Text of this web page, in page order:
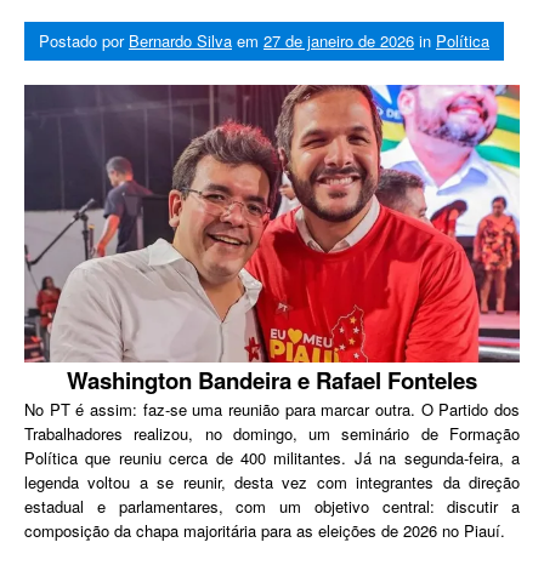
Postado por Bernardo Silva em 27 de janeiro de 2026 in Política
Washington Bandeira e Rafael Fonteles
No PT é assim: faz-se uma reunião para marcar outra. O Partido dos
Trabalhadores realizou, no domingo, um seminário de Formação
Política que reuniu cerca de 400 militantes. Já na segunda-feira, a
legenda voltou a se reunir, desta vez com integrantes da direção
estadual e parlamentares, com um objetivo central: discutir a
composição da chapa majoritária para as eleições de 2026 no Piauí.